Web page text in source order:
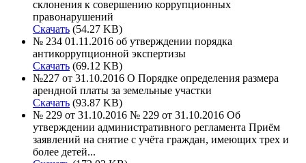
склонения к совершению коррупционных
правонарушений
Скачать (54.27 KB)
№ 234 01.11.2016 об утверждении порядка
антикоррупционной экспертизы
Скачать (69.12 KB)
№227 от 31.10.2016 О Порядке определения размера
арендной платы за земельные участки
Скачать (93.87 KB)
№ 229 от 31.10.2016 № 229 от 31.10.2016 Об
утверждении административного регламента Приём
заявлений на снятие с учёта граждан, имеющих трех и
более детей...